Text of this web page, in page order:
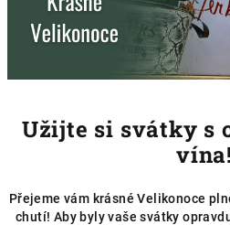
Užijte si svátky s
vína!
Přejeme vám krásné Velikonoce
chutí! Aby byly vaše svátky